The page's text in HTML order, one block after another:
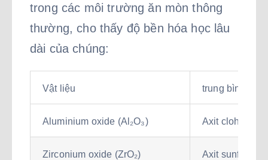
trong các môi trường ăn mòn thông
thường, cho thấy độ bền hóa học lâu
dài của chúng:
Vật liệu trung bình
Aluminium oxide (Al₂O₃) Axit clohydric
Zirconium oxide (ZrO₂) Axit sunfuric